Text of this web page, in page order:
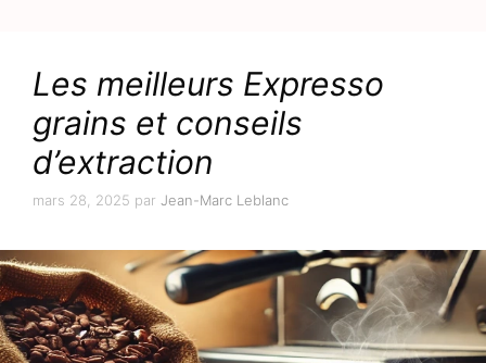
Les meilleurs Expresso
grains et conseils
d’extraction
mars 28, 2025 par Jean-Marc Leblanc